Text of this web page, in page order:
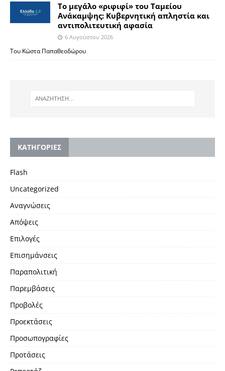
Το μεγάλο «ριφιφί» του Ταμείου
Ανάκαμψης: Κυβερνητική απληστία και
αντιπολιτευτική αφασία
6 Αυγούστου 2026
Του Κώστα Παπαθεοδώρου
KΑΤΗΓΟΡΙΕΣ
Flash
Uncategorized
Αναγνώσεις
Απόψεις
Επιλογές
Επισημάνσεις
Παραπολιτική
Παρεμβάσεις
Προβολές
Προεκτάσεις
Προσωπογραφίες
Προτάσεις